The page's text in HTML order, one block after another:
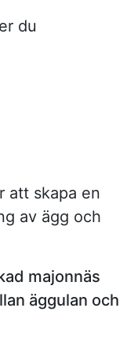
du
att skapa en
av ägg och
majonnäs
äggulan och